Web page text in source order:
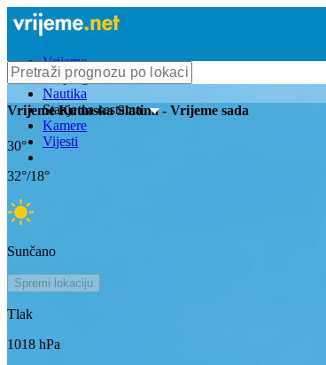
Vrijeme
Bioprognoza
Nautika
Stanje na cestama
Kamere
Vijesti
VrijemeKutinska Slatina- Vrijeme sada
30°
32°/18°
Sunčano
Spremi lokaciju
Tlak
1018 hPa